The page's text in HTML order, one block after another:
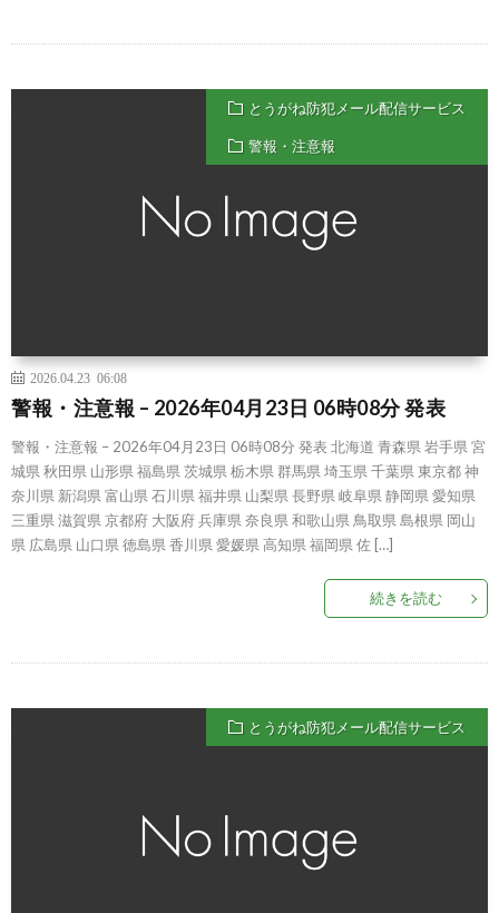
とうがね防犯メール配信サービス
警報・注意報
2026.04.23 06:08
警報・注意報 – 2026年04月23日 06時08分 発表
警報・注意報 – 2026年04月23日 06時08分 発表 北海道 青森県 岩手県 宮
城県 秋田県 山形県 福島県 茨城県 栃木県 群馬県 埼玉県 千葉県 東京都 神
奈川県 新潟県 富山県 石川県 福井県 山梨県 長野県 岐阜県 静岡県 愛知県
三重県 滋賀県 京都府 大阪府 兵庫県 奈良県 和歌山県 鳥取県 島根県 岡山
県 広島県 山口県 徳島県 香川県 愛媛県 高知県 福岡県 佐 […]
続きを読む
とうがね防犯メール配信サービス